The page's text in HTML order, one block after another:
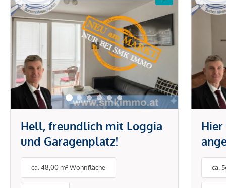
Hell, freundlich mit Loggia
und Garagenplatz!
ca. 48,00 m² Wohnfläche ca.